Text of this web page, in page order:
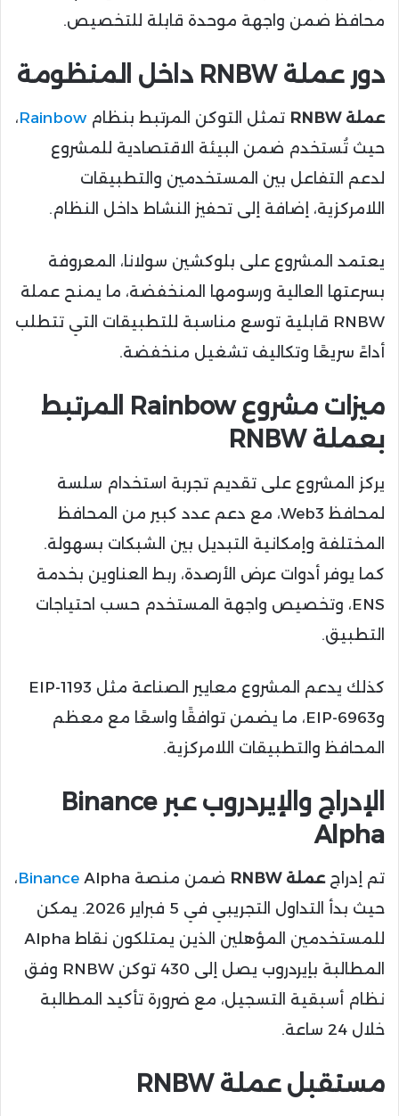
محافظ ضمن واجهة موحدة قابلة للتخصيص.
دور عملة RNBW داخل المنظومة
عملة RNBW تمثل التوكن المرتبط بنظامRainbow،
حيث تُستخدم ضمن البيئة الاقتصادية للمشروع
لدعم التفاعل بين المستخدمين والتطبيقات
اللامركزية، إضافة إلى تحفيز النشاط داخل النظام.
يعتمد المشروع على بلوكشين سولانا، المعروفة
بسرعتها العالية ورسومها المنخفضة، ما يمنح عملة
RNBW قابلية توسع مناسبة للتطبيقات التي تتطلب
أداءً سريعًا وتكاليف تشغيل منخفضة.
ميزات مشروع Rainbow المرتبط
بعملة RNBW
يركز المشروع على تقديم تجربة استخدام سلسة
لمحافظ Web3، مع دعم عدد كبير من المحافظ
المختلفة وإمكانية التبديل بين الشبكات بسهولة.
كما يوفر أدوات عرض الأرصدة، ربط العناوين بخدمة
ENS، وتخصيص واجهة المستخدم حسب احتياجات
التطبيق.
كذلك يدعم المشروع معايير الصناعة مثل EIP-1193
وEIP-6963، ما يضمن توافقًا واسعًا مع معظم
المحافظ والتطبيقات اللامركزية.
الإدراج والإيردروب عبر Binance
Alpha
تم إدراجعملة RNBW ضمن منصة BinanceAlpha،
حيث بدأ التداول التجريبي في 5 فبراير 2026. يمكن
للمستخدمين المؤهلين الذين يمتلكون نقاط Alpha
المطالبة بإيردروب يصل إلى 430 توكن RNBW وفق
نظام أسبقية التسجيل، مع ضرورة تأكيد المطالبة
خلال 24 ساعة.
مستقبل عملة RNBW